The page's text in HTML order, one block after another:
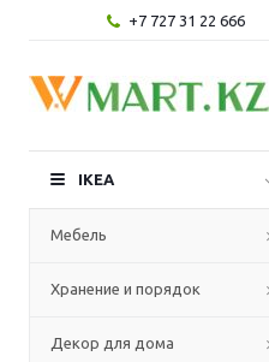
+7 727 31 22 666
IKEA
Мебель
Хранение и порядок
Декор для дома